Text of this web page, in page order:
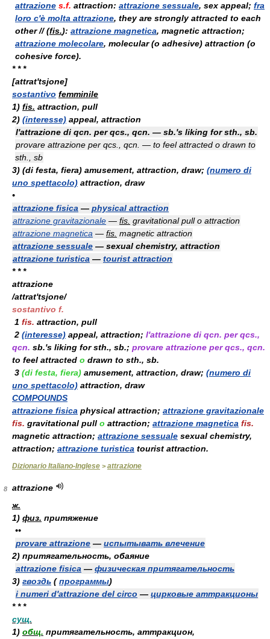
attrazione s.f. attraction: attrazione sessuale, sex appeal; fra
loro c'è molta attrazione, they are strongly attracted to each
other // (fis.): attrazione magnetica, magnetic attraction;
attrazione molecolare, molecular (o adhesive) attraction (o
cohesive force).
* * *
[attrat'tsjone]
sostantivo femminile
1) fis. attraction, pull
2) (interesse) appeal, attraction
l'attrazione di qcn. per qcs., qcn. — sb.'s liking for sth., sb.
provare attrazione per qcs., qcn. — to feel attracted o drawn to
sth., sb
3) (di festa, fiera) amusement, attraction, draw; (numero di
uno spettacolo) attraction, draw
•
attrazione fisica — physical attraction
attrazione gravitazionale — fis. gravitational pullo attraction
attrazione magnetica — fis. magnetic attraction
attrazione sessuale — sexual chemistry, attraction
attrazione turistica — tourist attraction
* * *
attrazione
/attrat'tsjone/
sostantivo f.
1 fis. attraction, pull
2 (interesse) appeal, attraction; l'attrazione di qcn. per qcs.,
qcn. sb.'s liking for sth., sb.; provare attrazione per qcs., qcn.
to feel attracted o drawn to sth., sb.
3 (di festa, fiera) amusement, attraction, draw; (numero di
uno spettacolo) attraction, draw
COMPOUNDS
attrazione fisica physical attraction; attrazione gravitazionale
fis. gravitational pull o attraction; attrazione magnetica fis.
magnetic attraction; attrazione sessuale sexual chemistry,
attraction; attrazione turistica tourist attraction.
Dizionario Italiano-Inglese >attrazione
8
attrazione
ж.
1) физ. притяжение
••
provare attrazione — испытывать влечение
2) притягательность, обаяние
attrazione fisica — физическая притягательность
3) гвоздь ( программы)
i numeri d'attrazione del circo — цирковые аттракционы
* * *
сущ.
1) общ. притягательность, аттракцион,